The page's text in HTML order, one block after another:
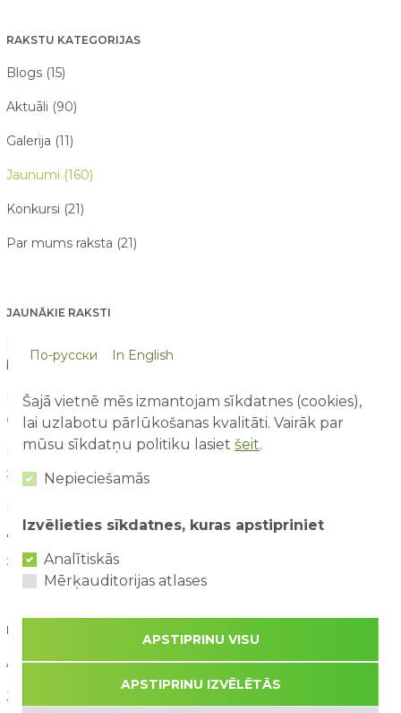
RAKSTU KATEGORIJAS
Blogs (15)
Aktuāli (90)
Galerija (11)
Jaunumi (160)
Konkursi (21)
Par mums raksta (21)
JAUNĀKIE RAKSTI
bērniem?
Drošība ūdens atrakcijās: kā tās izbaudīt kopā ar bērniem?
02/08/2026
Kā saorganizēt perfektu ģimenes piedzīvojumu dienu?
29/07/2026
7 spēles un aktivitātes, ko bērni visvairāk izbauda vasarā
26/07/2026
RAKSTU ARHĪVS
August / 2026
July / 2026
По-русски In English
Šajā vietnē mēs izmantojam sīkdatnes (cookies),
lai uzlabotu pārlūkošanas kvalitāti. Vairāk par
mūsu sīkdatņu politiku lasiet šeit.
Nepieciešamās
Izvēlieties sīkdatnes, kuras apstipriniet
Analītiskās
Mērķauditorijas atlases
APSTIPRINU VISU
APSTIPRINU IZVĒLĒTĀS